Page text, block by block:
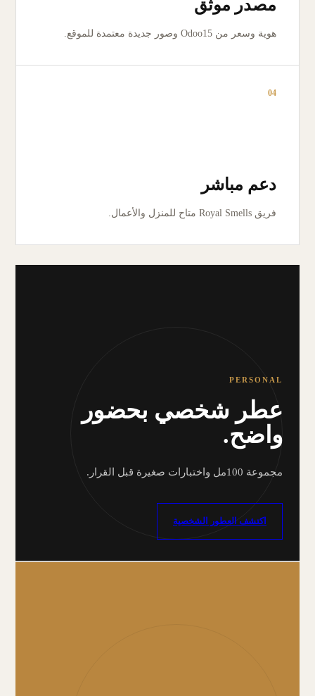
مصدر موثّق
هوية وسعر من Odoo15 وصور جديدة معتمدة للموقع.
04
دعم مباشر
فريق Royal Smells متاح للمنزل والأعمال.
PERSONAL
عطر شخصي بحضور
واضح.
مجموعة 100مل واختبارات صغيرة قبل القرار.
اكتشف العطور الشخصية